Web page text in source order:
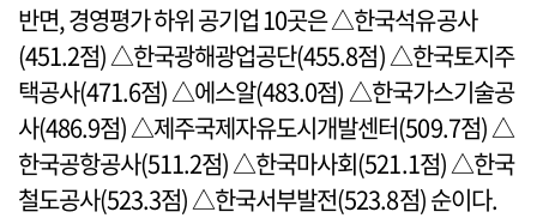
반면, 경영평가 하위 공기업 10곳은 △한국석유공사
(451.2점) △한국광해광업공단(455.8점) △한국토지주
택공사(471.6점) △에스알(483.0점) △한국가스기술공
사(486.9점) △제주국제자유도시개발센터(509.7점) △
한국공항공사(511.2점) △한국마사회(521.1점) △한국
철도공사(523.3점) △한국서부발전(523.8점) 순이다.